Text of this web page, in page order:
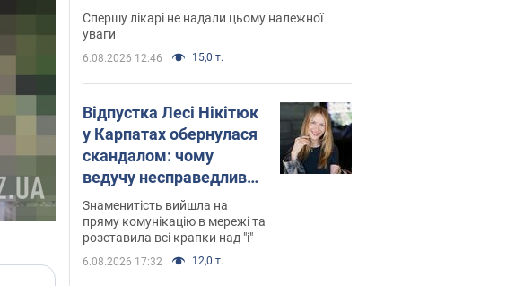
"агресивний" рак
Спершу лікарі не надали цьому належної
уваги
6.08.2026 12:46 15,0 т.
Відпустка Лесі Нікітюк
у Карпатах обернулася
скандалом: чому
ведучу несправедливо
захейтили
Знаменитість вийшла на
пряму комунікацію в мережі та
розставила всі крапки над "і"
6.08.2026 17:32 12,0 т.